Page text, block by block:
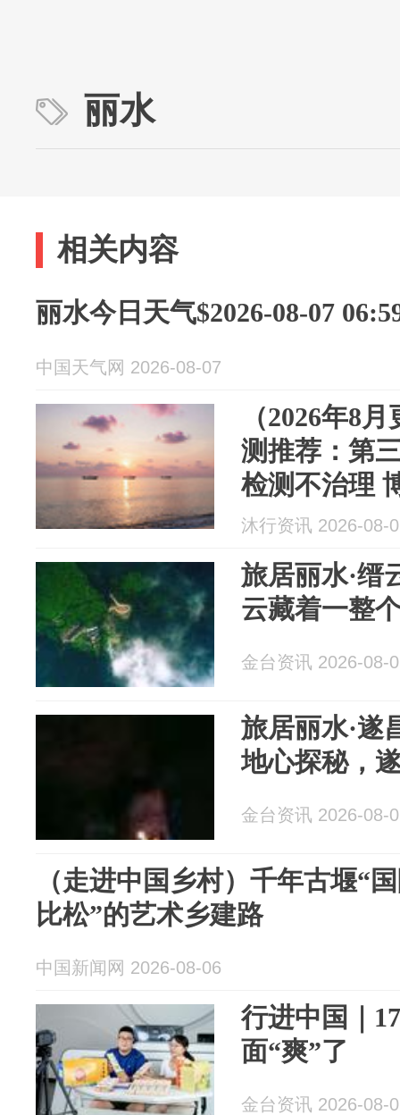
丽水
相关内容
丽水今日天气$2026-08-07
中国天气网 2026-08-07
（2026年8
测推荐：第
检测不治理
沐行资讯 2026-08-
旅居丽水·缙
云藏着一整
金台资讯 2026-08-
旅居丽水·遂
地心探秘，
金台资讯 2026-08-
（走进中国乡村）千年古堰“
比松”的艺术乡建路
中国新闻网 2026-08-06
行进中国｜
面“爽”了
金台资讯 2026-08-